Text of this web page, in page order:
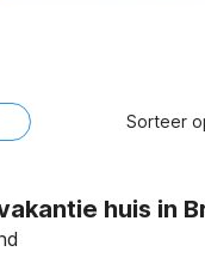
Sorteer
huis in